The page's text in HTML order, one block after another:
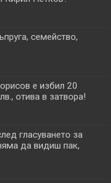
семейство,
е избил 20
отива в затвора!
гласуването за
да видиш пак,